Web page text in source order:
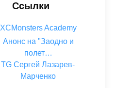
Ссылки
XCMonsters Academy
Анонс на "Заодно и
полет…
TG Сергей Лазарев-
Марченко